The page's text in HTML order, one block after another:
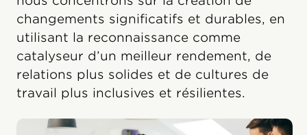
changements significatifs et durables, en
utilisant la reconnaissance comme
catalyseur d’un meilleur rendement, de
relations plus solides et de cultures de
travail plus inclusives et résilientes.